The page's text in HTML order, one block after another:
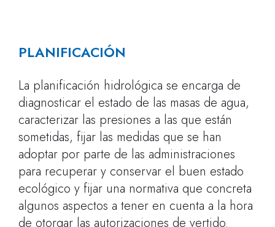
PLANIFICACIÓN
La planificación hidrológica se encarga de
diagnosticar el estado de las masas de agua,
caracterizar las presiones a las que están
sometidas, fijar las medidas que se han
adoptar por parte de las administraciones
para recuperar y conservar el buen estado
ecológico y fijar una normativa que concreta
algunos aspectos a tener en cuenta a la hora
de otorgar las autorizaciones de vertido.